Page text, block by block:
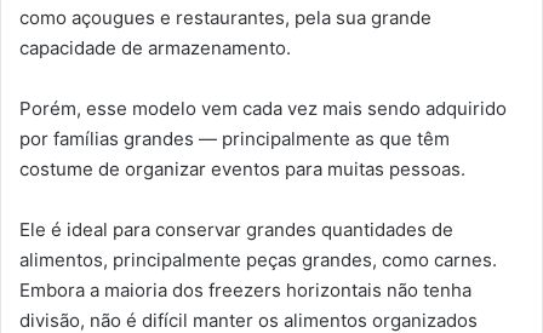
como açougues e restaurantes, pela sua grande
capacidade de armazenamento.
Porém, esse modelo vem cada vez mais sendo adquirido
por famílias grandes — principalmente as que têm
costume de organizar eventos para muitas pessoas.
Ele é ideal para conservar grandes quantidades de
alimentos, principalmente peças grandes, como carnes.
Embora a maioria dos freezers horizontais não tenha
divisão, não é difícil manter os alimentos organizados